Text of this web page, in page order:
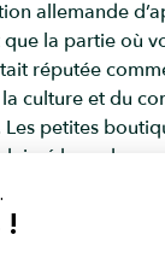
allemande
la partie où
réputée
culture et du
petites
laissé leur place
aux restaurants
la
plus chère de la